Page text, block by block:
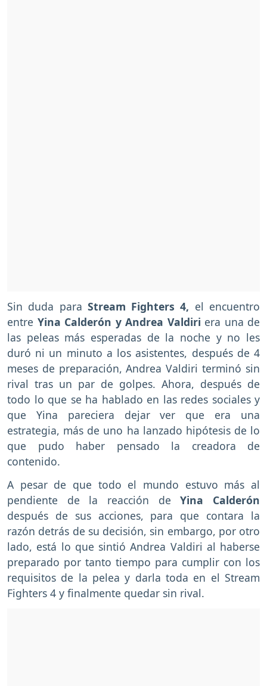
Sin duda para Stream Fighters 4, el encuentro
entre Yina Calderón y Andrea Valdiri era una de
las peleas más esperadas de la noche y no les
duró ni un minuto a los asistentes, después de 4
meses de preparación, Andrea Valdiri terminó sin
rival tras un par de golpes. Ahora, después de
todo lo que se ha hablado en las redes sociales y
que Yina pareciera dejar ver que era una
estrategia, más de uno ha lanzado hipótesis de lo
que pudo haber pensado la creadora de
contenido.
A pesar de que todo el mundo estuvo más al
pendiente de la reacción de Yina Calderón
después de sus acciones, para que contara la
razón detrás de su decisión, sin embargo, por otro
lado, está lo que sintió Andrea Valdiri al haberse
preparado por tanto tiempo para cumplir con los
requisitos de la pelea y darla toda en el Stream
Fighters 4 y finalmente quedar sin rival.